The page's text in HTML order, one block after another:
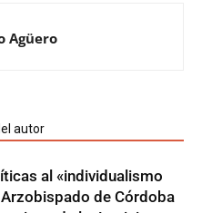
Agüero
autor
al «individualismo
de Córdoba